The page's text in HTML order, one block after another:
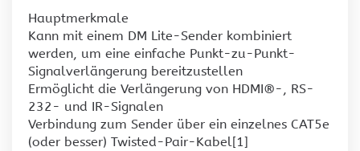
Hauptmerkmale
Kann mit einem DM Lite-Sender kombiniert
werden, um eine einfache Punkt-zu-Punkt-
Signalverlängerung bereitzustellen
Ermöglicht die Verlängerung von HDMI®-, RS-
232- und IR-Signalen
Verbindung zum Sender über ein einzelnes CAT5e
(oder besser) Twisted-Pair-Kabel[1]